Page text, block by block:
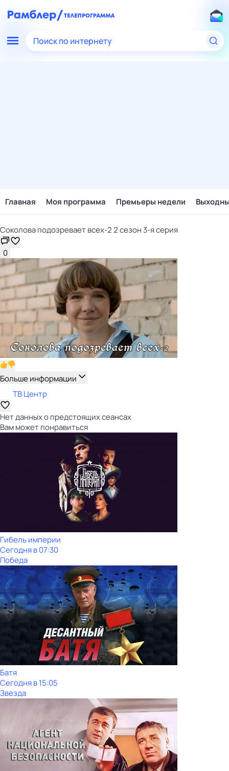
Поиск по интернету
Главная Моя программа Премьеры недели
Соколова подозревает всех-2 2 сезон 3-я серия
0
Больше информации
ТВ Центр
Нет данных о предстоящих сеансах
Вам может понравиться
Гибель империи
Сегодня в 07:30
Победа
Батя
Сегодня в 15:05
Звезда